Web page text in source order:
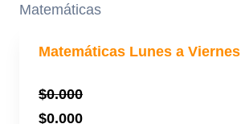
Matemáticas
Matemáticas Lunes a Viernes
$0.000
$0.000